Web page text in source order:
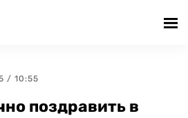
/ 10:55
поздравить в